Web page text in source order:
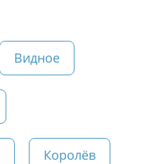
Видное
Королёв